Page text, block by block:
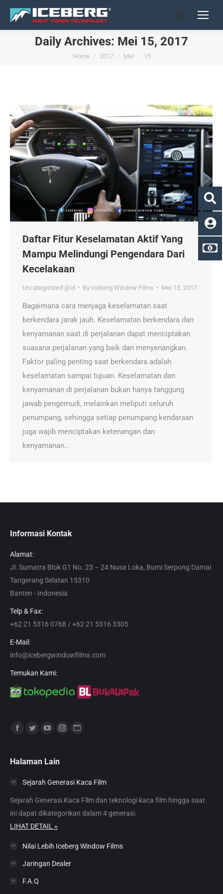
Search:
Daily Archives: Mei 15, 2017
You are here:
Home 2017 Mei 15
Daftar Fitur Keselamatan Aktif Yang
Mampu Melindungi Pengendara Dari
Kecelakaan
Uncategorized @id By Iceberg Window Films Mei 15, 2017
Bagaimana cara menjaga keselamatan saat
berkendara jarak jauh. Keselamatan berkendara dan
kenyamanan saat di perjalanan dapat menciptakan
suasana perjalanan yang baik dan menyenangkan.
Faktor paling penting saat berkendara adalah
keselamatan sampai tujuan. Keselamatan dan
kenyamanan di perjalanan bukan hanya tanggung
jawab pengemudi, melainkan meliputi seluruh
penumpang, sehingga setiap penumpang kendaraan
juga wajib menciptakan ketenangan dan
kenyamanan…
Informasi Kontak
Alamat:
Jl. Sumatra Blok G1 No. 23 – 24 Nusa Loka, Bumi Serpong Damai
Tangerang Selatan 15310
Banten - Indonesia
Telp & Fax:
+62 21 5316 0768 / +62 21 5316 3305
E-Mail:
info@icebergwindowfilms.com
Temukan Kami:
Find us on:
opens
new
window
opens
new
window
opens
new
window
new
window
new
window
Halaman Lain
Sejarah Generasi Kaca Film
Sejarah Generasi Kaca Film dan teknologi kaca film hingga saat
ini dapat dikategorikan dalam 4 generasi.
LIHAT DETAIL »
Nilai Lebih Iceberg Window Films
Jaringan Dealer
F.A.Q